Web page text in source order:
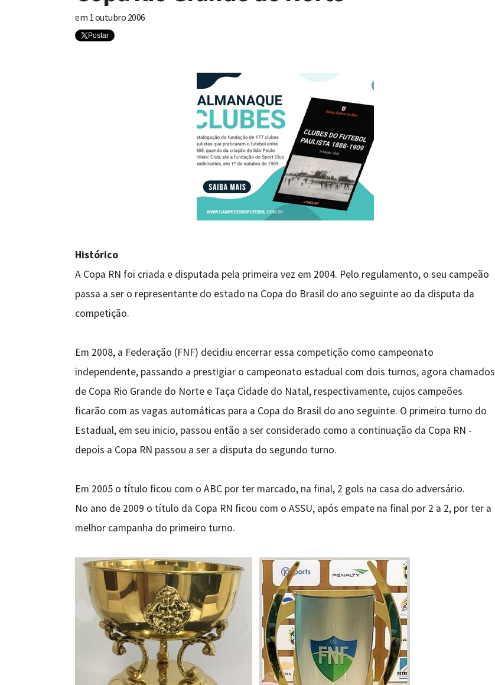
em 1 outubro 2006
Postar
Histórico
A Copa RN foi criada e disputada pela primeira vez em 2004. Pelo regulamento, o seu campeão
passa a ser o representante do estado na Copa do Brasil do ano seguinte ao da disputa da
competição.
Em 2008, a Federação (FNF) decidiu encerrar essa competição como campeonato
independente, passando a prestigiar o campeonato estadual com dois turnos, agora chamados
de Copa Rio Grande do Norte e Taça Cidade do Natal, respectivamente, cujos campeões
ficarão com as vagas automáticas para a Copa do Brasil do ano seguinte. O primeiro turno do
Estadual, em seu inicio, passou então a ser considerado como a continuação da Copa RN -
depois a Copa RN passou a ser a disputa do segundo turno.
Em 2005 o título ficou com o ABC por ter marcado, na final, 2 gols na casa do adversário.
No ano de 2009 o título da Copa RN ficou com o ASSU, após empate na final por 2 a 2, por ter a
melhor campanha do primeiro turno.